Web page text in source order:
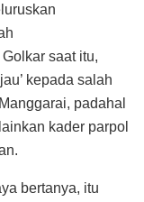
saat itu,
kepada salah
padahal
kader parpol
bertanya, itu